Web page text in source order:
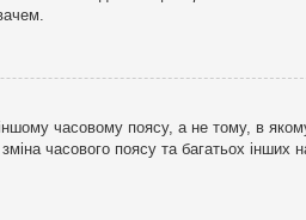
часовому поясу, а не тому, в
часового поясу та багатьох